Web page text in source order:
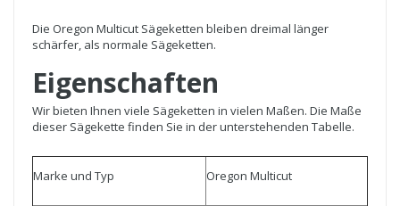
Die Oregon Multicut Sägeketten bleiben dreimal länger
schärfer, als normale Sägeketten.
Eigenschaften
Wir bieten Ihnen viele Sägeketten in vielen Maßen. Die Maße
dieser Sägekette finden Sie in der unterstehenden Tabelle.
Marke und Typ Oregon Multicut